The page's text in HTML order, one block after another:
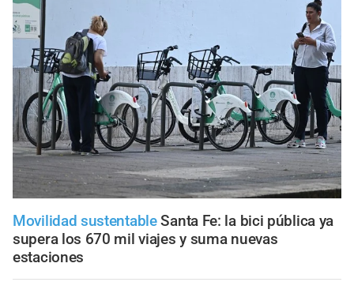
Movilidad sustentable Santa Fe: la bici pública ya
supera los 670 mil viajes y suma nuevas
estaciones